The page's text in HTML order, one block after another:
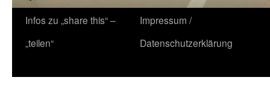
Zum
Inhalt
Infos zu „share this“ –
„teilen“
Impressum /
Datenschutzerklärung